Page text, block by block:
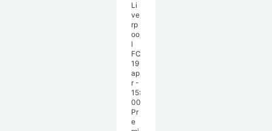
Li
ve
rp
oo
l
FC
19
ap
r -
15:
00
Pr
e